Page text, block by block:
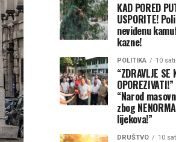
KAD PORED
USPORITE!
neviđenu
kazne!
POLITIKA 10
“ZDRAVLJE SE
“Narod
zbog
lijekova!”
DRUŠTVO 10